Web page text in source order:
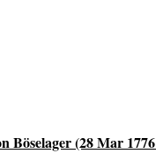
Böselager (28 Mar